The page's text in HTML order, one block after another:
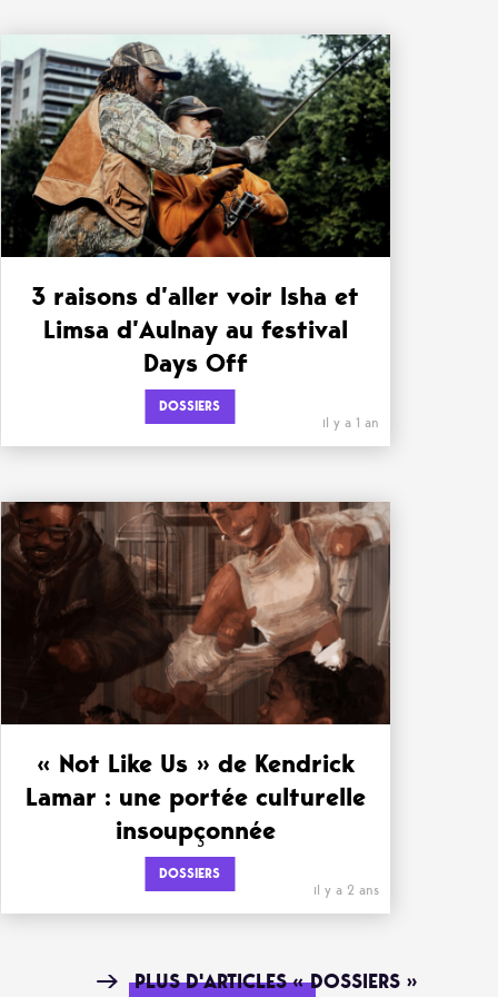
3 raisons d’aller voir Isha et
Limsa d’Aulnay au festival
Days Off
DOSSIERS
il y a 1 an
« Not Like Us » de Kendrick
Lamar : une portée culturelle
insoupçonnée
DOSSIERS
il y a 2 ans
PLUS D'ARTICLES « DOSSIERS »